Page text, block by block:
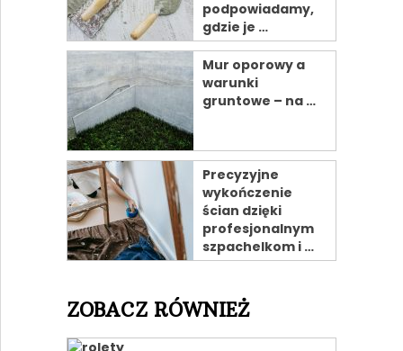
podpowiadamy,
gdzie je …
Mur oporowy a
warunki
gruntowe – na …
Precyzyjne
wykończenie
ścian dzięki
profesjonalnym
szpachelkom i …
ZOBACZ RÓWNIEŻ